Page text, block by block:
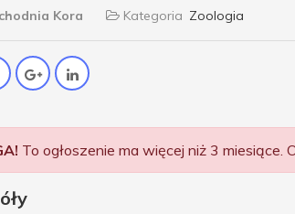
Kora Kategoria Zoologia
To ogłoszenie ma więcej niż 3 miesiące.